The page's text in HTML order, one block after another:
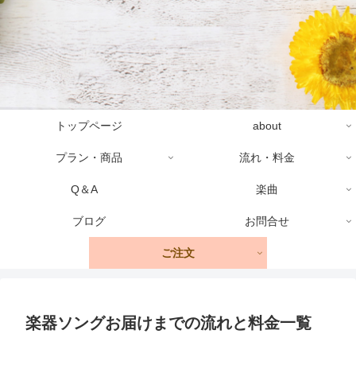
トップページ about
プラン・商品 流れ・料金
Q＆A 楽曲
ブログ お問合せ
ご注文
楽器ソングお届けまでの流れと料金一覧